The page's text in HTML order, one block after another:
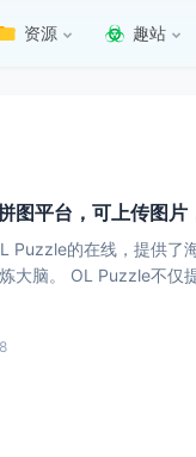
资源 趣站
图平台，可上传图片
Puzzle的在线，提供了
许玩家上传自定义图片，创